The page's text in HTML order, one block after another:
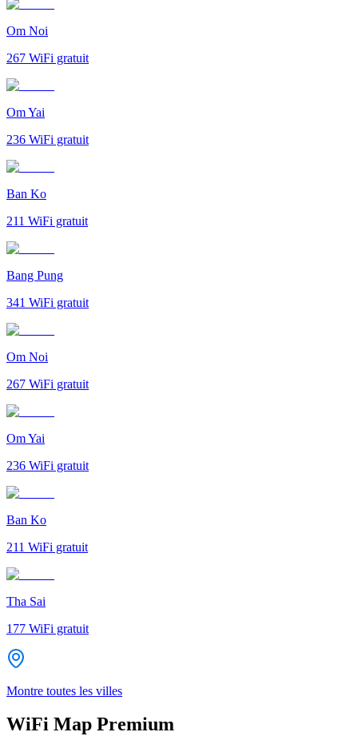
Om Noi
267 WiFi gratuit
Om Yai
236 WiFi gratuit
Ban Ko
211 WiFi gratuit
Bang Pung
341 WiFi gratuit
Om Noi
267 WiFi gratuit
Om Yai
236 WiFi gratuit
Ban Ko
211 WiFi gratuit
Tha Sai
177 WiFi gratuit
Montre toutes les villes
WiFi Map Premium